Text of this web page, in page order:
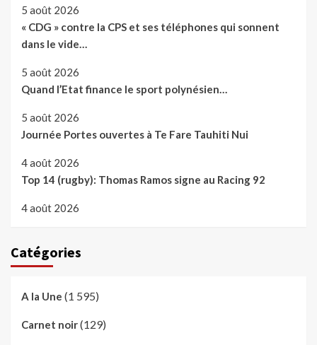
5 août 2026
« CDG » contre la CPS et ses téléphones qui sonnent
dans le vide…
5 août 2026
Quand l’Etat finance le sport polynésien…
5 août 2026
Journée Portes ouvertes à Te Fare Tauhiti Nui
4 août 2026
Top 14 (rugby): Thomas Ramos signe au Racing 92
4 août 2026
Catégories
A la Une (1 595)
Carnet noir(129)